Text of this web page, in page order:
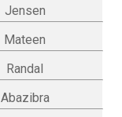
Jensen
Mateen
Randal
Abazibra